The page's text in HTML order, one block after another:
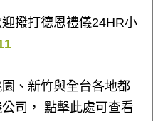
撥打德恩禮儀24HR小
、新竹與全台各地都
司， 點擊此處可查看